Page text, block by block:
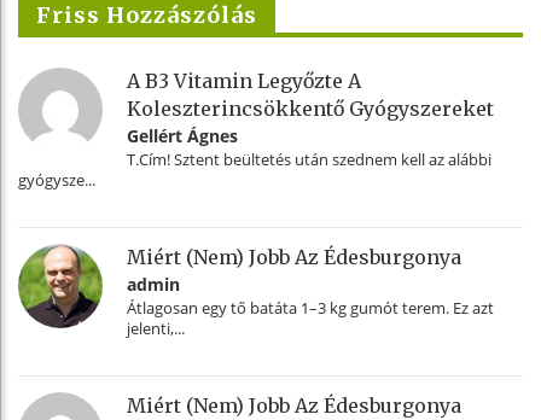
Friss Hozzászólás
A B3 Vitamin Legyőzte A
Koleszterincsökkentő Gyógyszereket
Gellért Ágnes
T.Cím! Sztent beültetés után szednem kell az alábbi
gyógysze...
Miért (nem) Jobb Az Édesburgonya
admin
Átlagosan egy tő batáta 1–3 kg gumót terem. Ez azt
jelenti,...
Miért (nem) Jobb Az Édesburgonya